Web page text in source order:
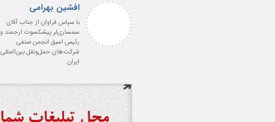
افشین بهرامی
با سپاس فراوان از جناب آقای
سمساری‌لر پیشکسوت ارجمند و
رئیس اسبق انجمن صنفی
شرکت‌های حمل‌ونقل بین‌المللی
ایران